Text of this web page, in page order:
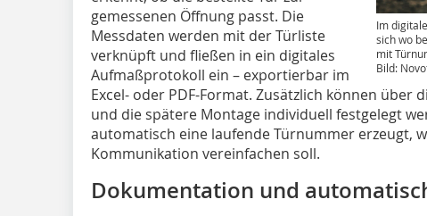
Im
sich wo
mit
Bild:
gemessenen Öffnung passt. Die
Messdaten werden mit der Türliste
verknüpft und fließen in ein digitales
Aufmaßprotokoll ein – exportierbar im
Excel- oder PDF-Format. Zusätzlich können über
und die spätere Montage individuell festgelegt
automatisch eine laufende Türnummer erzeugt,
Kommunikation vereinfachen soll.
Dokumentation und